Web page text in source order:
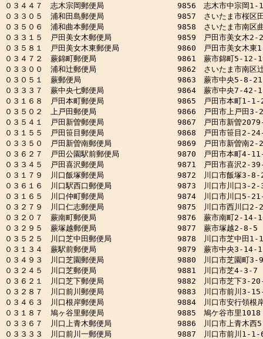
０３４４７　志木宗岡郵便局　　　　　　　　　 9856　志木市中宗岡
０３３０５　浦和田島郵便局　　　　　　　　　 9857　さいたま市桜
０３５０６　浦和曲本郵便局　　　　　　　　　 9858　さいたま市南
０３３１５　戸田美女木郵便局　　　　　　　　 9859　戸田市美女木
０３５８１　戸田美女木東郵便局　　　　　　　 9860　戸田市美女木
０３４７２　蕨錦町郵便局　　　　　　　　　　 9861　蕨市錦町5-12-
０３３００　浦和辻郵便局　　　　　　　　　　 9862　さいたま市南
０３０５１　蕨郵便局　　　　　　　　　　　　 9863　蕨市中央5-8-21
０３３３７　蕨中央七郵便局　　　　　　　　　 9864　蕨市中央7-42-1
０３１６８　戸田本町郵便局　　　　　　　　　 9865　戸田市本町1-1-
０３５０２　上戸田郵便局　　　　　　　　　　 9866　戸田市上戸田
０３５４１　戸田新曽郵便局　　　　　　　　　 9867　戸田市新曽
０３１５５　戸田笹目郵便局　　　　　　　　　 9868　戸田市笹目2-
０３３５０　戸田新曽南郵便局　　　　　　　　 9869　戸田市新曽南
０３６２７　戸田公園駅前郵便局　　　　　　　 9870　戸田市本町4-
０３３４５　戸田喜沢郵便局　　　　　　　　　 9871　戸田市喜沢2-
０３１７９　川口飯塚郵便局　　　　　　　　　 9872　川口市飯塚3-8-
０３６１６　川口駅西口郵便局　　　　　　　　 9873　川口市川口3-2-
０３１６５　川口仲町郵便局　　　　　　　　　 9874　川口市川口5-
０３２７９　川口仁志郵便局　　　　　　　　　 9875　川口市西川口
０３２０７　蕨南町郵便局　　　　　　　　　　 9876　蕨市南町2-14-
０３２９５　蕨塚越郵便局　　　　　　　　　　 9877　蕨市塚越2-8-5
０３５２５　川口芝中田郵便局　　　　　　　　 9878　川口市芝中田
０３１３４　蕨駅前郵便局　　　　　　　　　　 9879　蕨市中央3-14-
０３４９３　川口芝園郵便局　　　　　　　　　 9880　川口市芝園町
０３２４５　川口芝郵便局　　　　　　　　　　 9881　川口市芝4-3-7
０３６２１　川口芝下郵便局　　　　　　　　　 9882　川口市芝下3-
０３２８７　川口前川郵便局　　　　　　　　　 9883　川口市前川3-
０３４６３　川口根岸郵便局　　　　　　　　　 9884　川口市安行領根
０３１８７　鳩ヶ谷里郵便局　　　　　　　　　 9885　鳩ケ谷市里1018
０３３６７　川口上青木郵便局　　　　　　　　 9886　川口市上青木
０３３３３　川口前川一郵便局　　　　　　　　 9887　川口市前川1-1-